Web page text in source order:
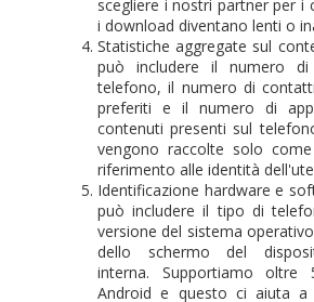
scegliere i nostri partner per i
i download diventano lenti o
Statistiche aggregate sul
può includere il numero
telefono, il numero di
preferiti e il numero di
contenuti presenti sul
vengono raccolte solo
riferimento alle identità
Identificazione hardware e
può includere il tipo di
versione del sistema
dello schermo del
interna.
Supportiamo oltre
Android e questo ci aiuta a